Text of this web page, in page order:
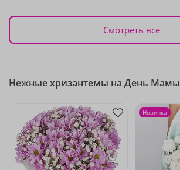
Смотреть все
Нежные хризантемы на День Мамы
Новинка